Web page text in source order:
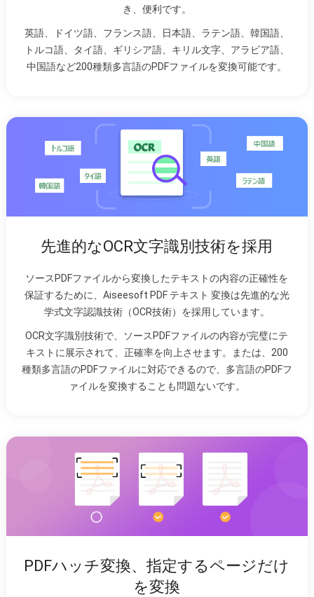
き、便利です。
英語、ドイツ語、フランス語、日本語、ラテン語、韓国語、
トルコ語、タイ語、ギリシア語、キリル文字、アラビア語、
中国語など200種類多言語のPDFファイルを変換可能です。
先進的なOCR文字識別技術を採用
ソースPDFファイルから変換したテキストの内容の正確性を
保証するために、Aiseesoft PDF テキスト 変換は先進的な光
学式文字認識技術（OCR技術）を採用しています。
OCR文字識別技術で、ソースPDFファイルの内容が完璧にテ
キストに展示されて、正確率を向上させます。または、200
種類多言語のPDFファイルに対応できるので、多言語のPDFフ
ァイルを変換することも問題ないです。
PDFハッチ変換、指定するページだけ
を変換